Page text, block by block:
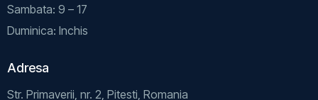
Sambata: 9 – 17
Duminica: Inchis
Adresa
Str. Primaverii, nr. 2, Pitesti, Romania